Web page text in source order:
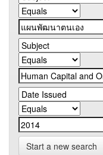
Start a new search